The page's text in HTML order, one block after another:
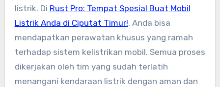
listrik. Di Rust Pro: Tempat Spesial Buat Mobil
Listrik Anda di Ciputat Timur!, Anda bisa
mendapatkan perawatan khusus yang ramah
terhadap sistem kelistrikan mobil. Semua proses
dikerjakan oleh tim yang sudah terlatih
menangani kendaraan listrik dengan aman dan